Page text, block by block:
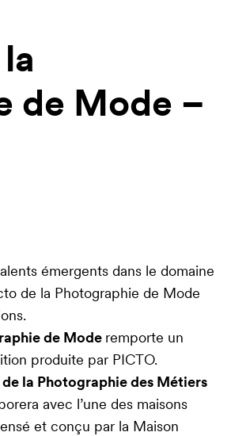
de Mode –
émergents dans le domaine
de la Photographie de Mode
de Mode remporte un
produite par PICTO.
de la Photographie des Métiers
avec l’une des maisons
et conçu par la Maison